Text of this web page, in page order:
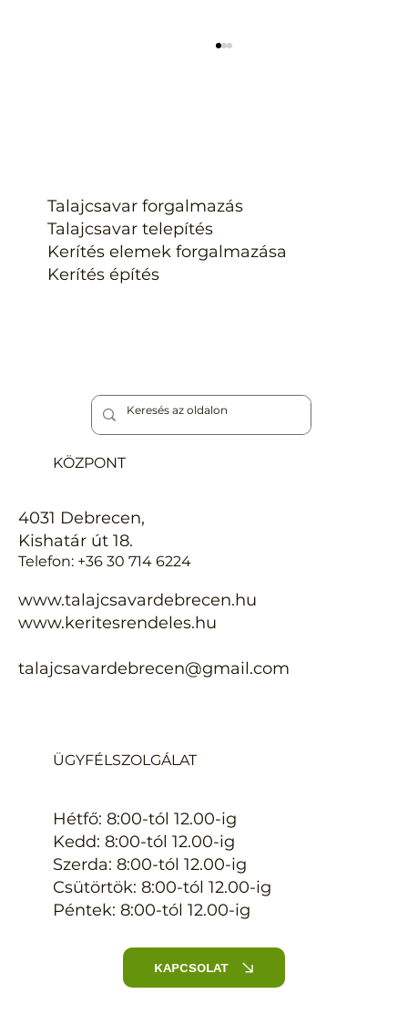
Talajcsavar kerítésekhez: A gyors és
fenntartható alapozás
Talajcsavar forgalmazás
Talajcsavar telepítés
Kerítés elemek forgalmazása
Kerítés építés
KÖZPONT
4031 Debrecen,
Kishatár út 18.
Telefon: +36 30 714 6224
www.talajcsavardebrecen.hu
www.keritesrendeles.hu
talajcsavardebrecen@gmail.com
ÜGYFÉLSZOLGÁLAT
Hétfő: 8:00-tól 12.00-ig
Kedd: 8:00-tól 12.00-ig
Szerda: 8:00-tól 12.00-ig
Csütörtök: 8:00-tól 12.00-ig
Péntek: 8:00-tól 12.00-ig
KAPCSOLAT